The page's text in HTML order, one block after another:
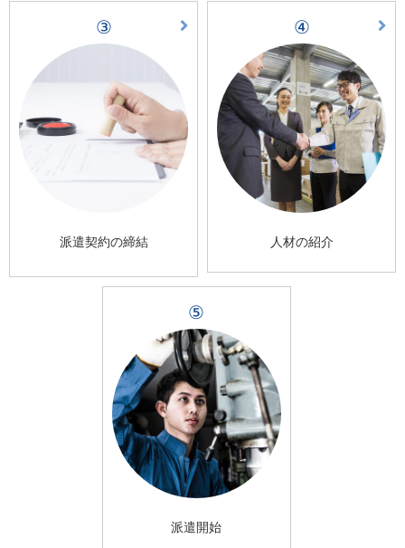
③
派遣契約の締結
④
人材の紹介
⑤
派遣開始